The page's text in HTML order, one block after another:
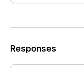
Responses